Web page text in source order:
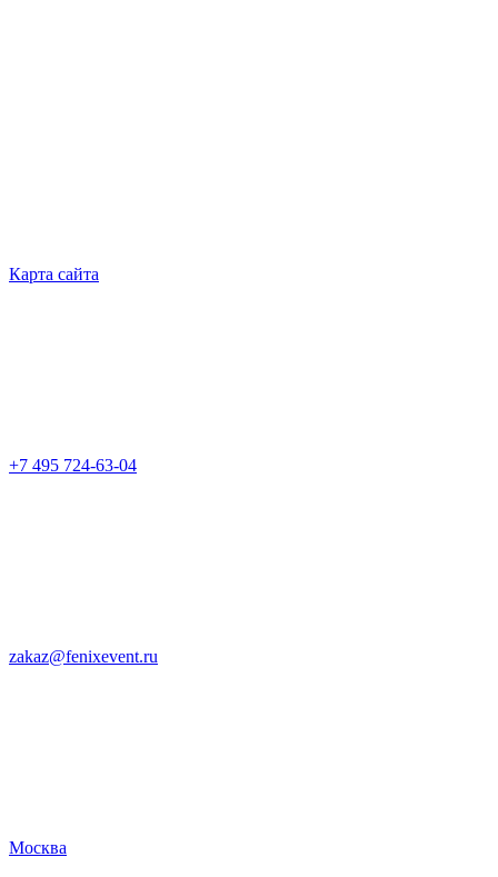
Карта сайта
+7 495 724-63-04
zakaz@fenixevent.ru
Москва